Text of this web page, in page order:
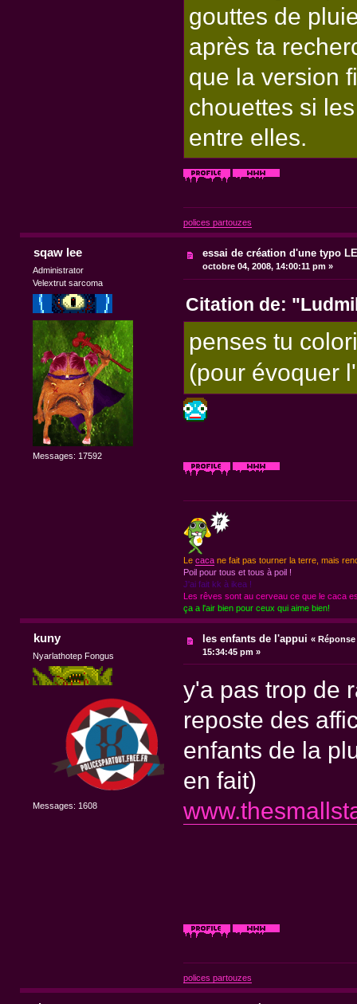
gouttes de
après ta
que la version
chouettes si
entre elles.
polices partouzes
sqaw lee
Administrator
Velextrut sarcoma
Messages: 17592
essai de création d'une typo
octobre 04, 2008, 14:00:11 pm »
Citation de:
penses tu
(pour évoquer
Le cacane fait pas tourner la terre, mais
Poil pour tous et tous à poil !
J'ai fait kk à ikea !
Les rêves sont au cerveau ce que le caca
ça a l'air bien pour ceux qui aime bien!
kuny
Nyarlathotep Fongus
Messages: 1608
les enfants de l'appui «Réponse
15:34:45 pm »
y'a pas trop de
reposte des
enfants de la
en fait)
polices partouzes